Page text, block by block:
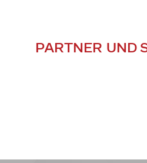
PARTNER UND